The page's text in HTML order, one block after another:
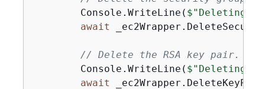
        Console.WriteLine(
$"Deleting
await
// Delete the RSA key pair.
        Console.WriteLine(
$"Deleting
await